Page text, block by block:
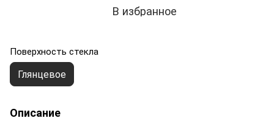
В избранное
Поверхность стекла
Глянцевое
Описание